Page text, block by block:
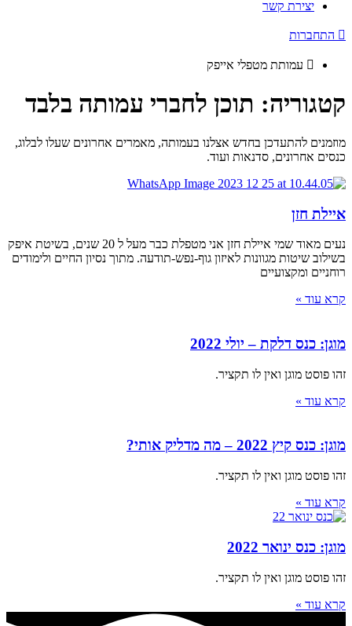
יצירת קשר
התחברות
עמותת מטפלי אייפק
קטגוריה: תוכן לחברי עמותה בלבד
מוזמנים להתעדכן בחדש אצלנו בעמותה, מאמרים אחרונים שעלו לבלוג,
כנסים אחרונים, סדנאות ועוד.
איילת חזן
נעים מאוד שמי איילת חזן אני מטפלת כבר מעל ל 20 שנים, בשיטת איפק
בשילוב שיטות מגוונות לאיזון גוף-נפש-תודעה. מתוך נסיון החיים ולימודים
רוחניים ומקצועיים
קרא עוד »
מוגן: כנס דלקת – יולי 2022
זהו פוסט מוגן ואין לו תקציר.
קרא עוד »
מוגן: כנס קיץ 2022 – מה מדליק אותי?
זהו פוסט מוגן ואין לו תקציר.
קרא עוד »
מוגן: כנס ינואר 2022
זהו פוסט מוגן ואין לו תקציר.
קרא עוד »